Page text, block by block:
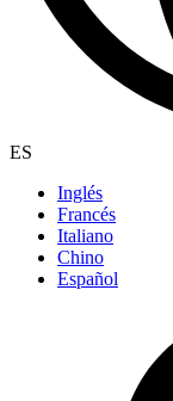
ES
Inglés
Francés
Italiano
Chino
Español